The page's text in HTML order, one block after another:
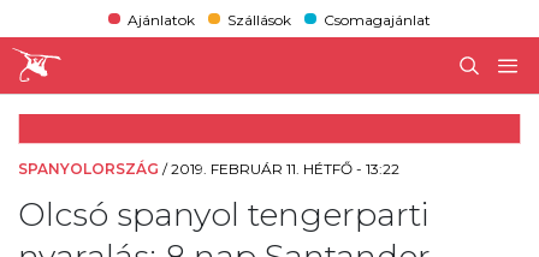
Ajánlatok Szállások Csomagajánlat
SPANYOLORSZÁG /2019. FEBRUÁR 11. HÉTFŐ - 13:22
Olcsó spanyol tengerparti